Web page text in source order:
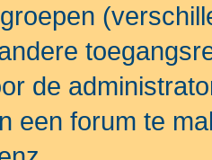
de
een forum te